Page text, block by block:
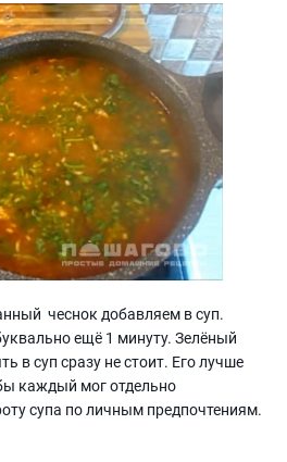
чеснок добавляем в суп.
ещё 1 минуту. Зелёный
в суп сразу не стоит. Его лучше
каждый мог отдельно
супа по личным предпочтениям.